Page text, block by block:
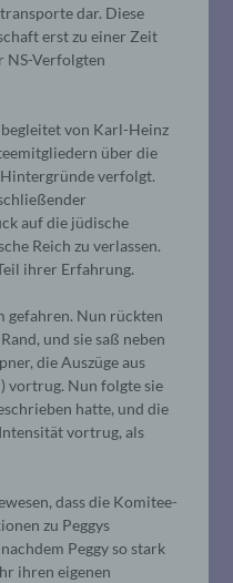
dar. Diese
erst zu einer Zeit
NS-Verfolgten
von Karl-Heinz
über die
verfolgt.
auf die jüdische
Reich zu verlassen.
ihrer Erfahrung.
gefahren. Nun rückten
und sie saß neben
die Auszüge aus
vortrug. Nun folgte sie
hatte, und die
vortrug, als
dass die Komitee-
zu Peggys
Peggy so stark
ihren eigenen